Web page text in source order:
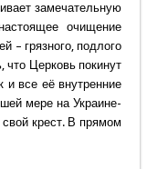
замечательную
очищение
– грязного, подлого
что Церковь покинут
и все её внутренние
мере на Украине-
свой крест. В прямом